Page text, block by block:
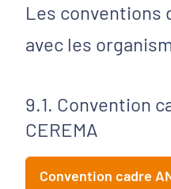
Les conventions
avec les
9.1. Convention
CEREMA
Convention cadre